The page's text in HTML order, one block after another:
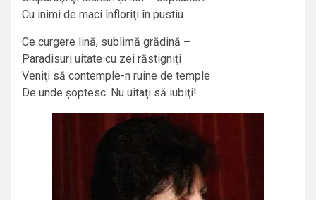
Cu inimi de maci înfloriţi în pustiu.
Ce curgere lină, sublimă grădină –
Paradisuri uitate cu zei răstigniţi
Veniţi să contemple-n ruine de temple
De unde șoptesc: Nu uitaţi să iubiţi!